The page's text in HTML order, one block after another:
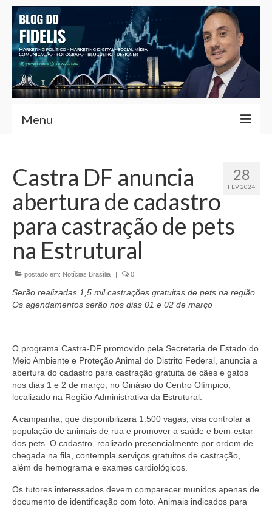
Menu
Fernando Fidelis
Café com Fidelis
Notícias Brasília
Contato
Currículo
28
FEV 2024
Castra DF anuncia
abertura de cadastro
para castração de pets
na Estrutural
postado em: Notícias Brasília | 0
Serão realizadas 1,5 mil castrações gratuitas de pets na região.
Os agendamentos serão nos dias 01 e 02 de março
O programa Castra-DF promovido pela Secretaria de Estado do
Meio Ambiente e Proteção Animal do Distrito Federal, anuncia a
abertura do cadastro para castração gratuita de cães e gatos
nos dias 1 e 2 de março, no Ginásio do Centro Olímpico,
localizado na Região Administrativa da Estrutural.
A campanha, que disponibilizará 1.500 vagas, visa controlar a
população de animais de rua e promover a saúde e bem-estar
dos pets. O cadastro, realizado presencialmente por ordem de
chegada na fila, contempla serviços gratuitos de castração,
além de hemograma e exames cardiológicos.
Os tutores interessados devem comparecer munidos apenas de
documento de identificação com foto. Animais indicados para